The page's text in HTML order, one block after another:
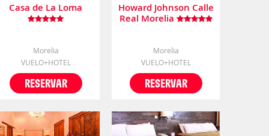
Casa de La Loma
Morelia
VUELO+HOTEL
RESERVAR
Howard Johnson Calle
Real Morelia
Morelia
VUELO+HOTEL
RESERVAR